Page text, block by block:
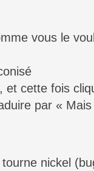
vous le
cette fois
par «
nickel